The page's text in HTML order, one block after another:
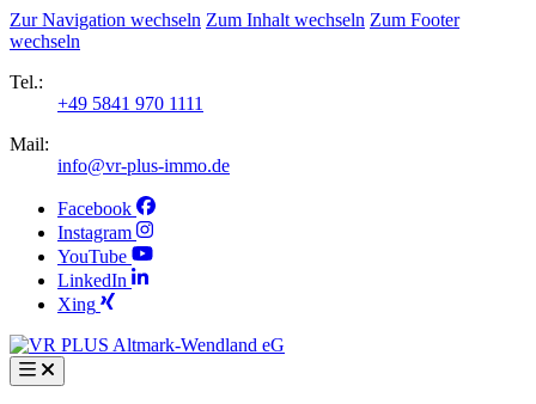
Zur Navigation wechseln Zum Inhalt wechseln Zum Footer
wechseln
Tel.:
+49 5841 970 1111
Mail:
info@vr-plus-immo.de
Facebook
Instagram
YouTube
LinkedIn
Xing